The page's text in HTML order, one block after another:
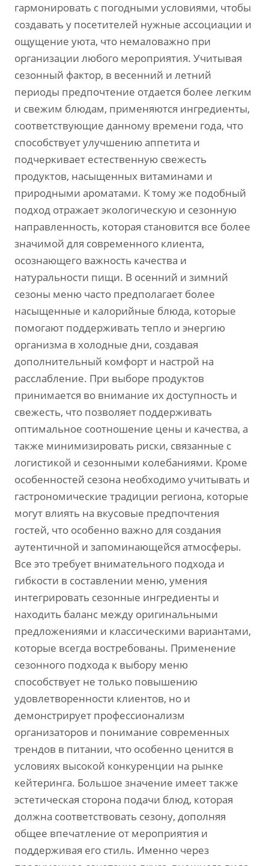
гармонировать с погодными условиями‚ чтобы
создавать у посетителей нужные ассоциации и
ощущение уюта‚ что немаловажно при
организации любого мероприятия. Учитывая
сезонный фактор‚ в весенний и летний
периоды предпочтение отдается более легким
и свежим блюдам‚ применяются ингредиенты‚
соответствующие данному времени года‚ что
способствует улучшению аппетита и
подчеркивает естественную свежесть
продуктов‚ насыщенных витаминами и
природными ароматами. К тому же подобный
подход отражает экологическую и сезонную
направленность‚ которая становится все более
значимой для современного клиента‚
осознающего важность качества и
натуральности пищи. В осенний и зимний
сезоны меню часто предполагает более
насыщенные и калорийные блюда‚ которые
помогают поддерживать тепло и энергию
организма в холодные дни‚ создавая
дополнительный комфорт и настрой на
расслабление. При выборе продуктов
принимается во внимание их доступность и
свежесть‚ что позволяет поддерживать
оптимальное соотношение цены и качества‚ а
также минимизировать риски‚ связанные с
логистикой и сезонными колебаниями. Кроме
особенностей сезона необходимо учитывать и
гастрономические традиции региона‚ которые
могут влиять на вкусовые предпочтения
гостей‚ что особенно важно для создания
аутентичной и запоминающейся атмосферы.
Все это требует внимательного подхода и
гибкости в составлении меню‚ умения
интегрировать сезонные ингредиенты и
находить баланс между оригинальными
предложениями и классическими вариантами‚
которые всегда востребованы. Применение
сезонного подхода к выбору меню
способствует не только повышению
удовлетворенности клиентов‚ но и
демонстрирует профессионализм
организаторов и понимание современных
трендов в питании‚ что особенно ценится в
условиях высокой конкуренции на рынке
кейтеринга. Большое значение имеет также
эстетическая сторона подачи блюд‚ которая
должна соответствовать сезону‚ дополняя
общее впечатление от мероприятия и
поддерживая его стиль. Именно через